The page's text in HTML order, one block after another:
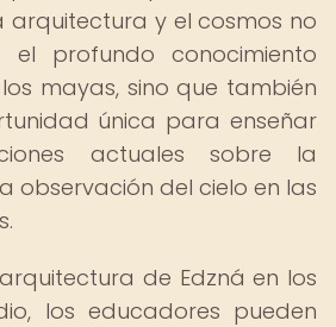
arquitectura y el cosmos no
el profundo conocimiento
mayas, sino que también
única para enseñar
actuales sobre la
observación del cielo en las
de Edzná en los
los educadores pueden